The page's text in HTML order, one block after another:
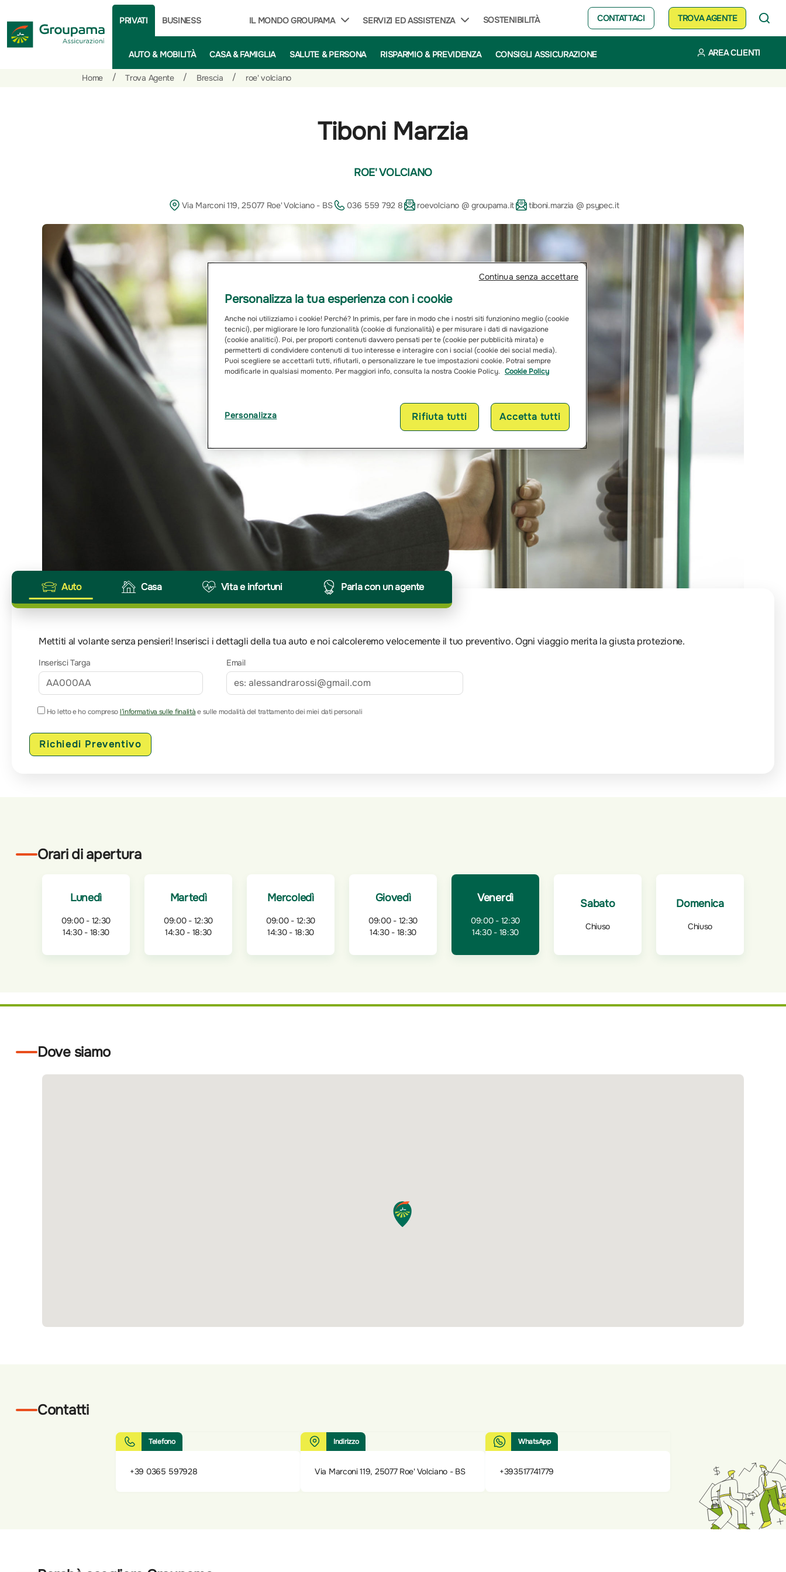
PRIVATI BUSINESS IL MONDO GROUPAMA SERVIZI ED ASSISTENZA SOSTENIBILITÀ CONTATTACI TROVA AGENTE
AUTO & MOBILITÀ CASA & FAMIGLIA SALUTE & PERSONA RISPARMIO & PREVIDENZA CONSIGLI ASSICURAZIONE AREA CLIENTI
Home / Trova Agente / Brescia / roe' volciano
Tiboni Marzia
ROE' VOLCIANO
Via Marconi 119, 25077 Roe' Volciano - BS 036 559 792 8 roevolciano @ groupama.it tiboni.marzia @ psypec.it
Auto Casa Vita e infortuni Parla con un agente
Mettiti al volante senza pensieri! Inserisci i dettagli della tua auto e noi calcoleremo velocemente il tuo preventivo. Ogni viaggio merita la giusta protezione.
Inserisci Targa Email
Ho letto e ho compresol’informativa sulle finalitàe sulle modalità del trattamento dei miei dati personali
Richiedi Preventivo
Orari di apertura
Lunedì
09:00 - 12:30
14:30 - 18:30
Martedì
09:00 - 12:30
14:30 - 18:30
Mercoledì
09:00 - 12:30
14:30 - 18:30
Giovedì
09:00 - 12:30
14:30 - 18:30
Venerdì
09:00 - 12:30
14:30 - 18:30
Sabato
Chiuso
Domenica
Chiuso
Dove siamo
Contatti
Telefono
+39 0365 597928
Indirizzo
Via Marconi 119, 25077 Roe' Volciano - BS
WhatsApp
+393517741779
Personalizza la tua esperienza con i cookie
Anche noi utilizziamo i cookie! Perché? In primis, per fare in modo che i nostri siti funzionino meglio (cookie
tecnici), per migliorare le loro funzionalità (cookie di funzionalità) e per misurare i dati di navigazione
(cookie analitici). Poi, per proporti contenuti davvero pensati per te (cookie per pubblicità mirata) e
permetterti di condividere contenuti di tuo interesse e interagire con i social (cookie dei social media).
Puoi scegliere se accettarli tutti, rifiutarli, o personalizzare le tue impostazioni cookie. Potrai sempre
modificarle in qualsiasi momento. Per maggiori info, consulta la nostra Cookie Policy. Cookie Policy
Rifiuta tutti Accetta tutti
Personalizza
Continua senza accettare